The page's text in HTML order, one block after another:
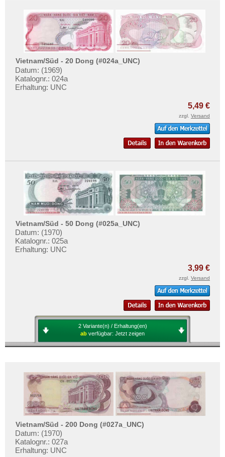
Vietnam/Süd - 20 Dong (#024a_UNC)
Datum: (1969)
Katalognr.: 024a
Erhaltung: UNC
5,49 €
zzgl. Versand
Vietnam/Süd - 50 Dong (#025a_UNC)
Datum: (1970)
Katalognr.: 025a
Erhaltung: UNC
3,99 €
zzgl. Versand
2 Variante(n) / Erhaltung(en)
ab verfügbar: Jetzt zeigen
Vietnam/Süd - 200 Dong (#027a_UNC)
Datum: (1970)
Katalognr.: 027a
Erhaltung: UNC